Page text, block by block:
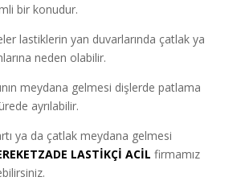
bir konudur.
lastiklerin yan duvarlarında çatlak ya
neden olabilir.
meydana gelmesi dişlerde patlama
ayrılabilir.
ya da çatlak meydana gelmesi
LASTİKÇİ ACİL firmamız